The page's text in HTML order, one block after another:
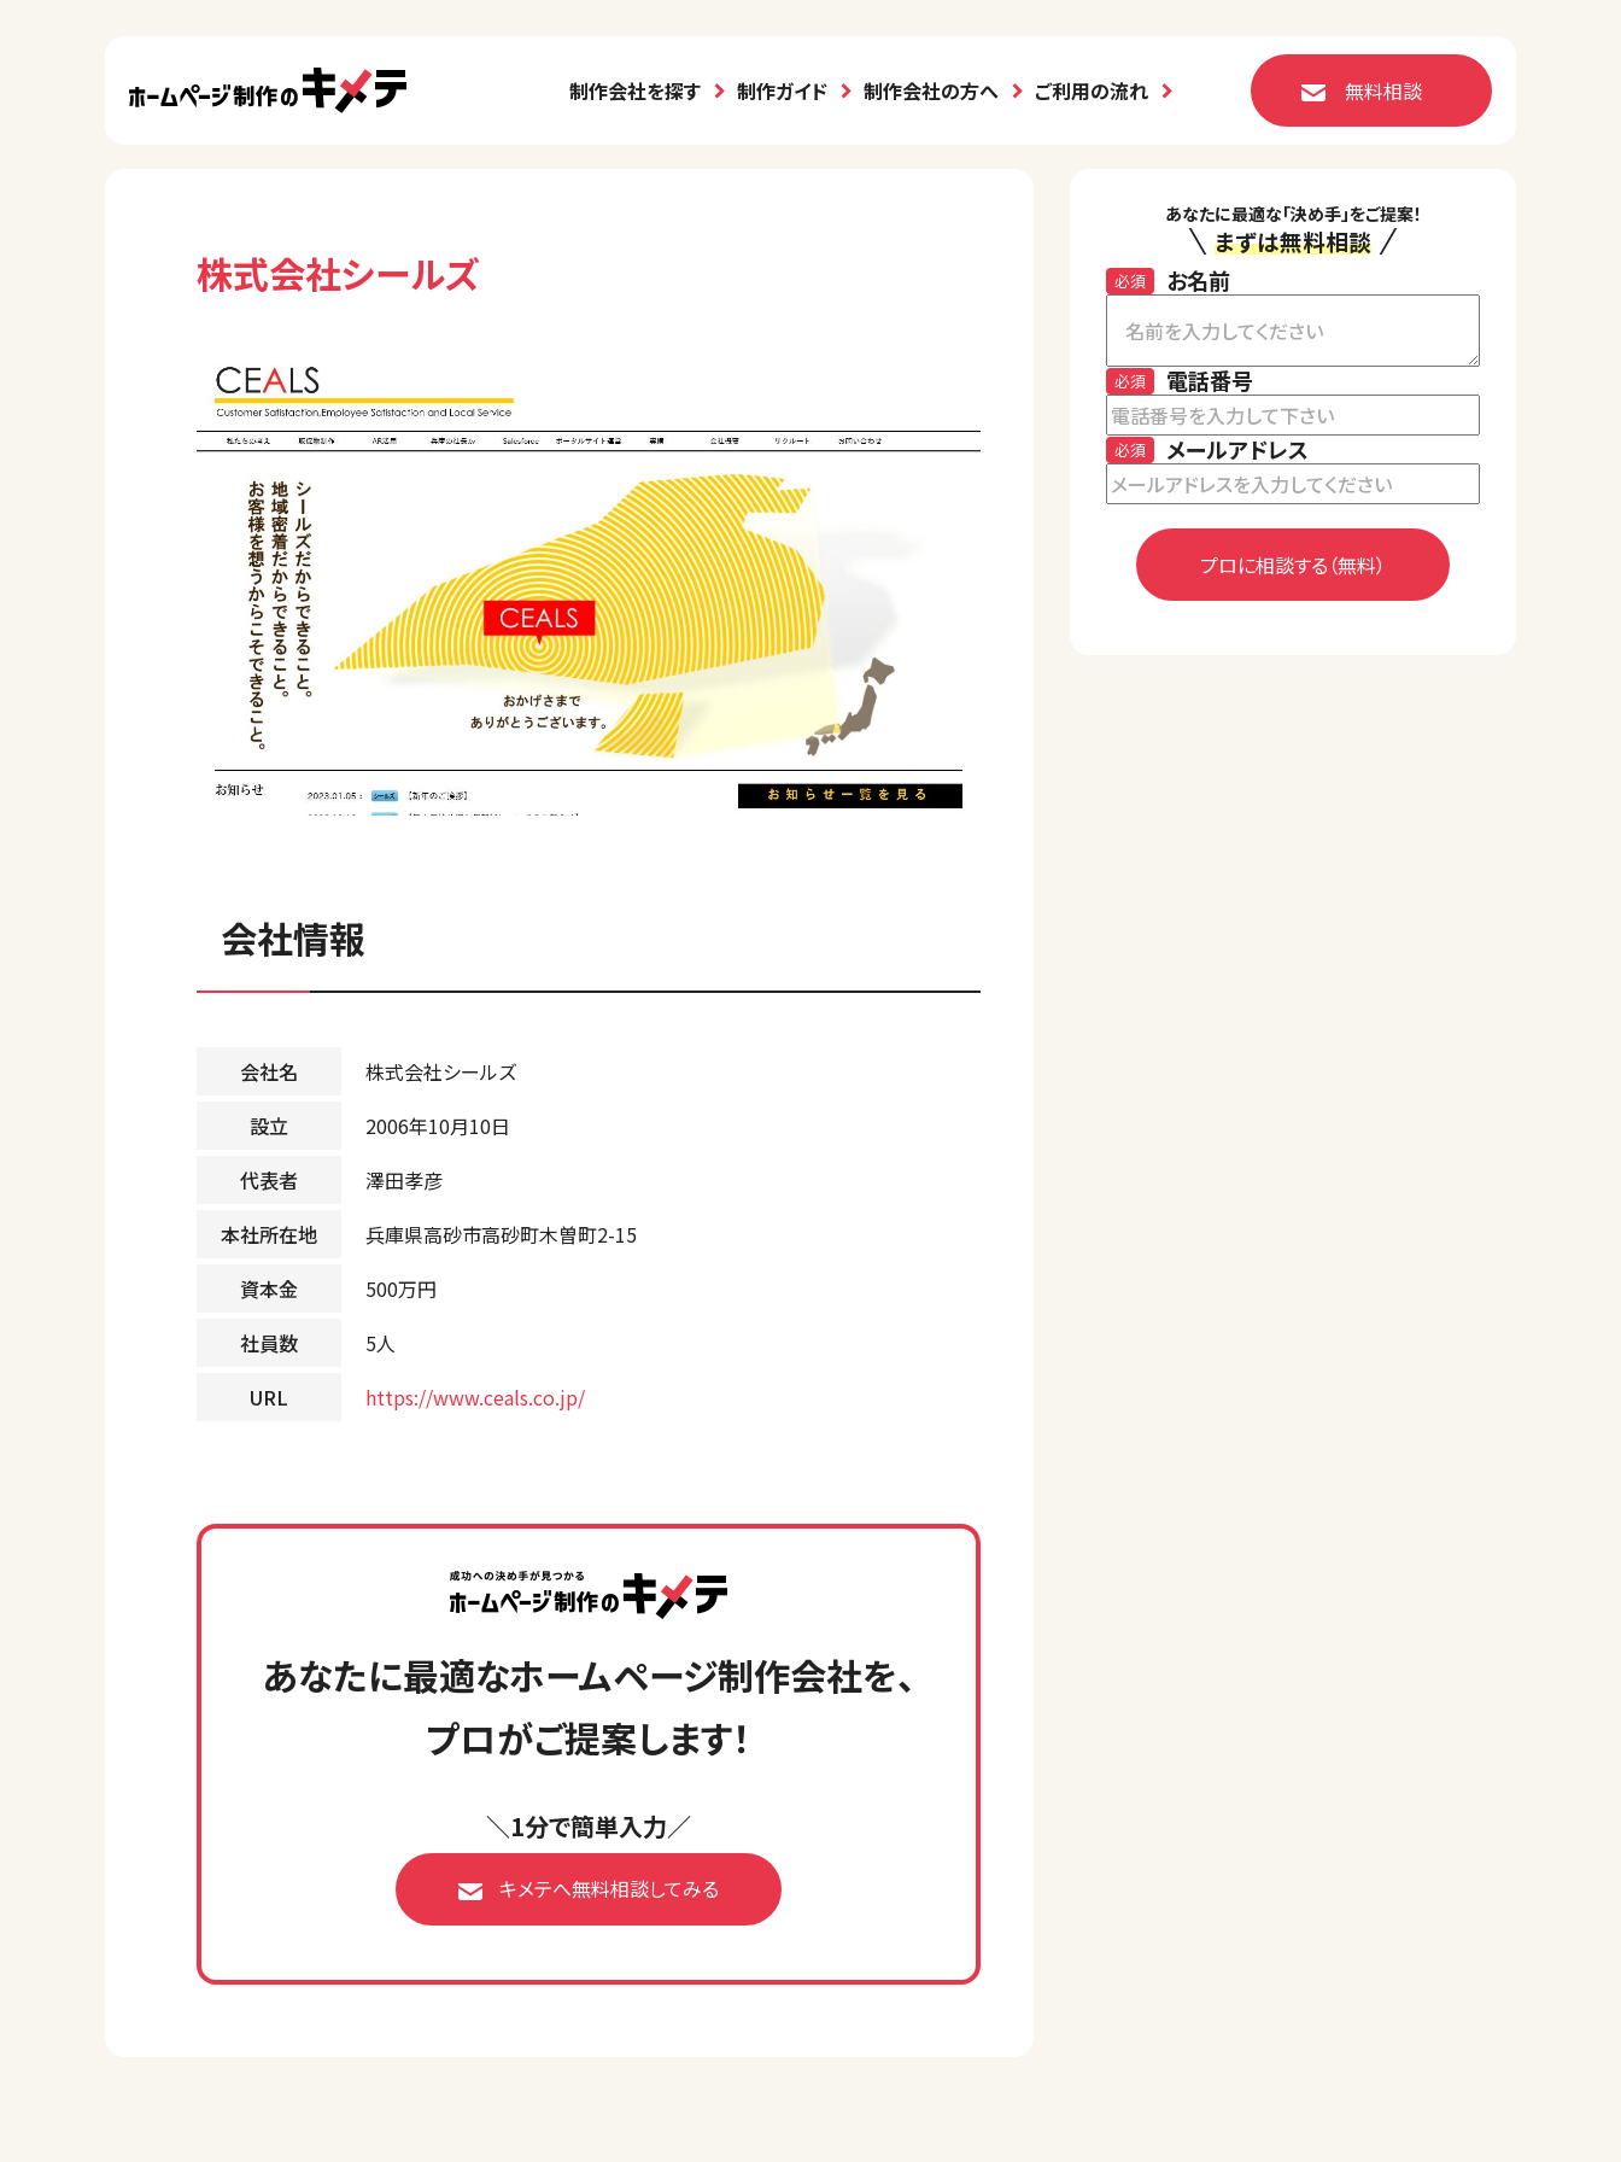
制作会社を探す 制作ガイド 制作会社の方へ ご利用の流れ 無料相談
株式会社シールズ
会社情報
会社名
株式会社シールズ
設立
2006年10月10日
代表者
澤田孝彦
本社所在地
兵庫県高砂市高砂町木曽町2-15
資本金
500万円
社員数
5人
URL
https://www.ceals.co.jp/
あなたに最適なホームページ制作会社を、
プロがご提案します！
＼1分で簡単入力／
キメテへ無料相談してみる
あなたに最適な「決め手」をご提案！
まずは無料相談
お名前
必須
電話番号
必須
メールアドレス
必須